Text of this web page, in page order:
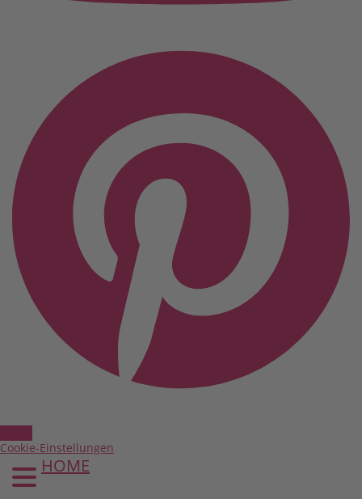
Cookie-Einstellungen
HOME